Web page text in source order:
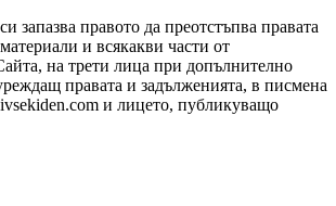
запазва правото да преотстъпва правата
и всякакви части от
на трети лица при допълнително
правата и задълженията, в писмена
и лицето, публикуващо